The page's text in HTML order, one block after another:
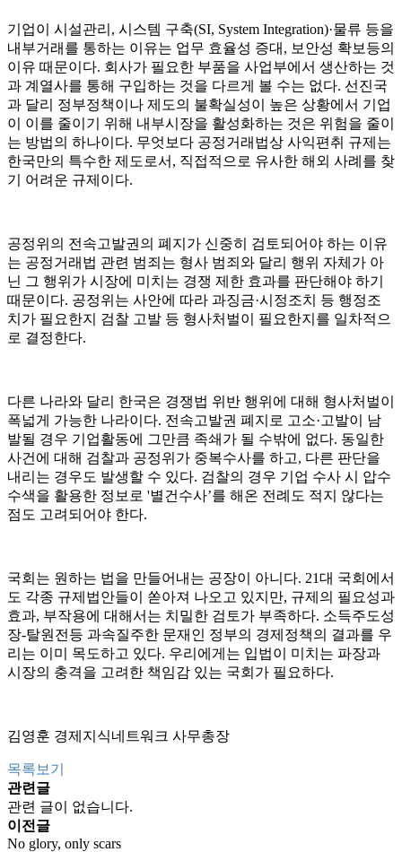
기업이 시설관리, 시스템 구축(SI, System Integration)·물류 등을
내부거래를 통하는 이유는 업무 효율성 증대, 보안성 확보등의
이유 때문이다. 회사가 필요한 부품을 사업부에서 생산하는 것
과 계열사를 통해 구입하는 것을 다르게 볼 수는 없다. 선진국
과 달리 정부정책이나 제도의 불확실성이 높은 상황에서 기업
이 이를 줄이기 위해 내부시장을 활성화하는 것은 위험을 줄이
는 방법의 하나이다. 무엇보다 공정거래법상 사익편취 규제는
한국만의 특수한 제도로서, 직접적으로 유사한 해외 사례를 찾
기 어려운 규제이다.
공정위의 전속고발권의 폐지가 신중히 검토되어야 하는 이유
는 공정거래법 관련 범죄는 형사 범죄와 달리 행위 자체가 아
닌 그 행위가 시장에 미치는 경쟁 제한 효과를 판단해야 하기
때문이다. 공정위는 사안에 따라 과징금·시정조치 등 행정조
치가 필요한지 검찰 고발 등 형사처벌이 필요한지를 일차적으
로 결정한다.
다른 나라와 달리 한국은 경쟁법 위반 행위에 대해 형사처벌이
폭넓게 가능한 나라이다. 전속고발권 폐지로 고소·고발이 남
발될 경우 기업활동에 그만큼 족쇄가 될 수밖에 없다. 동일한
사건에 대해 검찰과 공정위가 중복수사를 하고, 다른 판단을
내리는 경우도 발생할 수 있다. 검찰의 경우 기업 수사 시 압수
수색을 활용한 정보로 '별건수사’를 해온 전례도 적지 않다는
점도 고려되어야 한다.
국회는 원하는 법을 만들어내는 공장이 아니다. 21대 국회에서
도 각종 규제법안들이 쏟아져 나오고 있지만, 규제의 필요성과
효과, 부작용에 대해서는 치밀한 검토가 부족하다. 소득주도성
장-탈원전등 과속질주한 문재인 정부의 경제정책의 결과를 우
리는 이미 목도하고 있다. 우리에게는 입법이 미치는 파장과
시장의 충격을 고려한 책임감 있는 국회가 필요하다.
김영훈 경제지식네트워크 사무총장
목록보기
관련글
관련 글이 없습니다.
이전글
No glory, only scars